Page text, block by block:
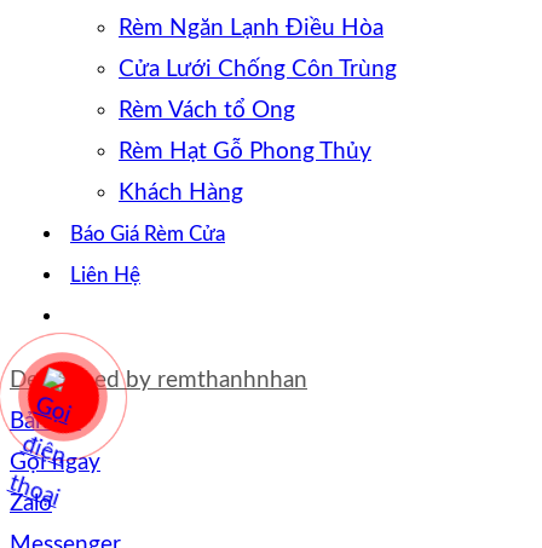
Rèm Ngăn Lạnh Điều Hòa
Cửa Lưới Chống Côn Trùng
Rèm Vách tổ Ong
Rèm Hạt Gỗ Phong Thủy
Khách Hàng
Báo Giá Rèm Cửa
Liên Hệ
Developed by remthanhnhan
Bản đồ
Gọi ngay
Zalo